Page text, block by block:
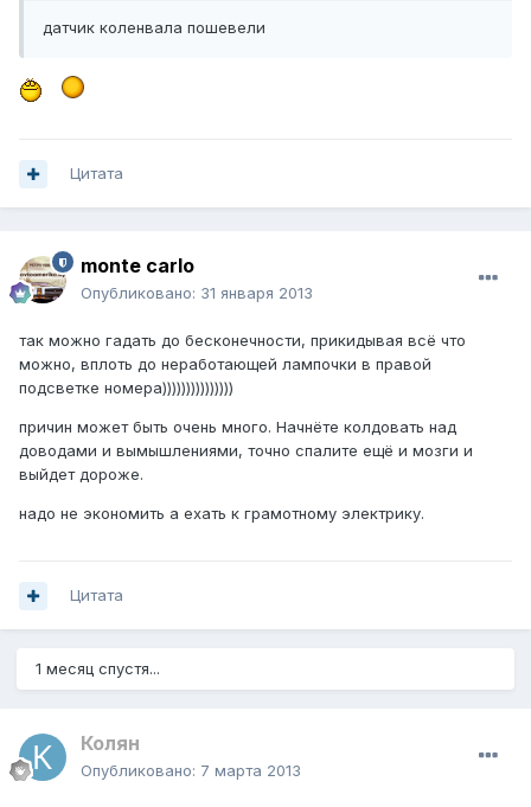
датчик коленвала пошевели
Цитата
monte carlo
Опубликовано: 31 января 2013
так можно гадать до бесконечности, прикидывая всё что
можно, вплоть до неработающей лампочки в правой
подсветке номера)))))))))))))))
причин может быть очень много. Начнёте колдовать над
доводами и вымышлениями, точно спалите ещё и мозги и
выйдет дороже.
надо не экономить а ехать к грамотному электрику.
Цитата
1 месяц спустя...
Колян
Опубликовано: 7 марта 2013